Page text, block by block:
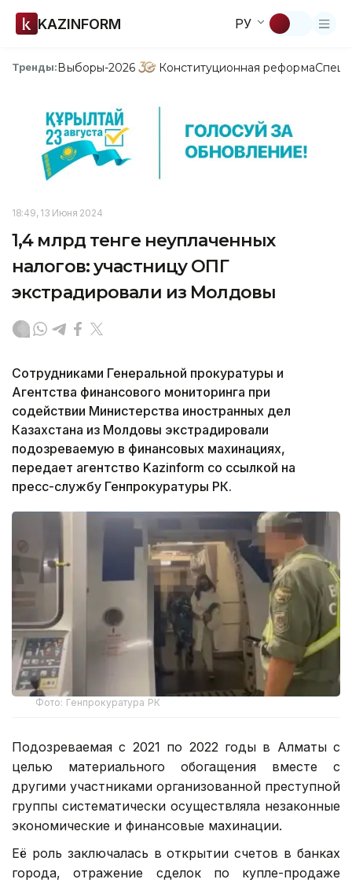
KAZINFORM РУ
Тренды:Выборы-2026 Конституционная реформа
18:49, 13 Июня 2024
1,4 млрд тенге неуплаченных
налогов: участницу ОПГ
экстрадировали из Молдовы
Сотрудниками Генеральной прокуратуры и
Агентства финансового мониторинга при
содействии Министерства иностранных дел
Казахстана из Молдовы экстрадировали
подозреваемую в финансовых махинациях,
передает агентство Kazinform со ссылкой на
пресс-службу Генпрокуратуры РК.
Фото: Генпрокуратура РК
Подозреваемая с 2021 по 2022 годы в Алматы с
целью материального обогащения вместе с
другими участниками организованной преступной
группы систематически осуществляла незаконные
экономические и финансовые махинации.
Её роль заключалась в открытии счетов в банках
города, отражение сделок по купле-продаже